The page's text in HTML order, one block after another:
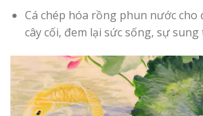
Cá chép hóa rồng phun nước cho
cây cối, đem lại sức sống, sự sung